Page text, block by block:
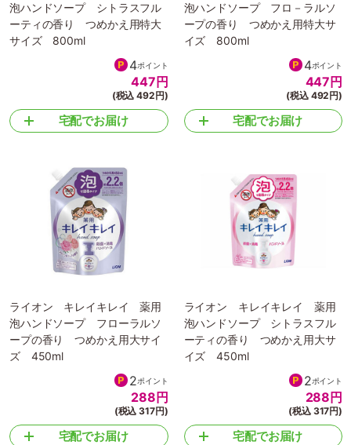
泡ハンドソープ シトラスフル
ーティの香り つめかえ用特大
サイズ 800ml
4ポイント
447 円
(税込 492円)
宅配でお届け
泡ハンドソープ フロ－ラルソ
ープの香り つめかえ用特大サ
イズ 800ml
4ポイント
447 円
(税込 492円)
宅配でお届け
ライオン キレイキレイ 薬用
泡ハンドソープ フローラルソ
ープの香り つめかえ用大サイ
ズ 450ml
2ポイント
288 円
(税込 317円)
宅配でお届け
ライオン キレイキレイ 薬用
泡ハンドソープ シトラスフル
ーティの香り つめかえ用大サ
イズ 450ml
2ポイント
288 円
(税込 317円)
宅配でお届け